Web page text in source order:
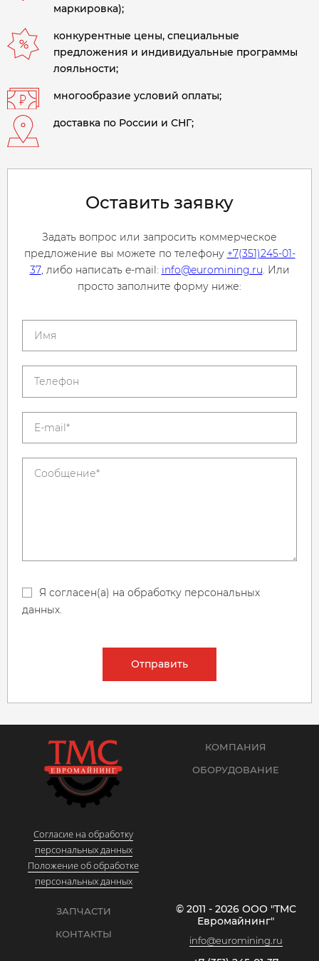
маркировка);
конкурентные цены, специальные
предложения и индивидуальные программы
лояльности;
многообразие условий оплаты;
доставка по России и СНГ;
Оставить заявку
Задать вопрос или запросить коммерческое
предложение вы можете по телефону +7(351)245-01-
37, либо написать e-mail: info@euromining.ru. Или
просто заполните форму ниже:
Я согласен(а) на обработку персональных
данных.
Отправить
Согласие на обработку
персональных данных
Положение об обработке
персональных данных
КОМПАНИЯ
ОБОРУДОВАНИЕ
ЗАПЧАСТИ
КОНТАКТЫ
© 2011 - 2026 ООО "ТМС
Евромайнинг"
info@euromining.ru